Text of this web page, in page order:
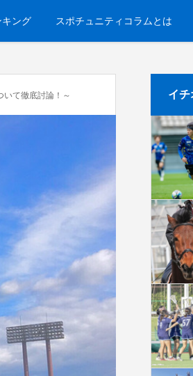
キング スポチュニティコラムとは
て徹底討論！～ イチ